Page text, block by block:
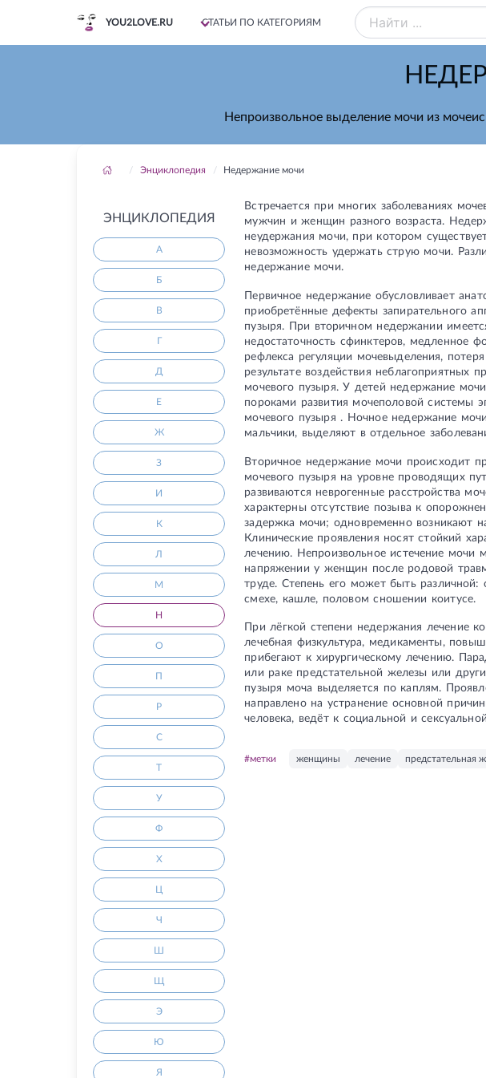
YOU2LOVE.RU СТАТЬИ ПО КАТЕГОРИЯМ
Непроизвольное выделение мочи из
Энциклопедия Недержание мочи
ЭНЦИКЛОПЕДИЯ
А
Б
В
Г
Д
Е
Ж
З
И
К
Л
М
Н
О
П
Р
С
Т
У
Ф
Х
Ц
Ч
Ш
Щ
Э
Ю
Я
Встречается при многих заболеваниях
мужчин и женщин разного возраста.
неудержания мочи, при котором
невозможность удержать струю мочи.
недержание мочи.
Первичное недержание обусловливает
приобретённые дефекты запирательного
пузыря. При вторичном недержании
недостаточность сфинктеров, медленное
рефлекса регуляции мочевыделения,
результате воздействия неблагоприятных
мочевого пузыря. У детей недержание
пороками развития мочеполовой системы
мочевого пузыря . Ночное недержание
мальчики, выделяют в отдельное
Вторичное недержание мочи происходит
мочевого пузыря на уровне проводящих
развиваются неврогенные расстройства
характерны отсутствие позыва к
задержка мочи; одновременно возникают
Клинические проявления носят стойкий
лечению. Непроизвольное истечение мочи
напряжении у женщин после родовой
труде. Степень его может быть
смехе, кашле, половом сношении коитусе.
При лёгкой степени недержания лечение
лечебная физкультура, медикаменты,
прибегают к хирургическому лечению.
или раке предстательной железы или
пузыря моча выделяется по каплям.
направлено на устранение основной
человека, ведёт к социальной и
#метки женщины лечение предстательная